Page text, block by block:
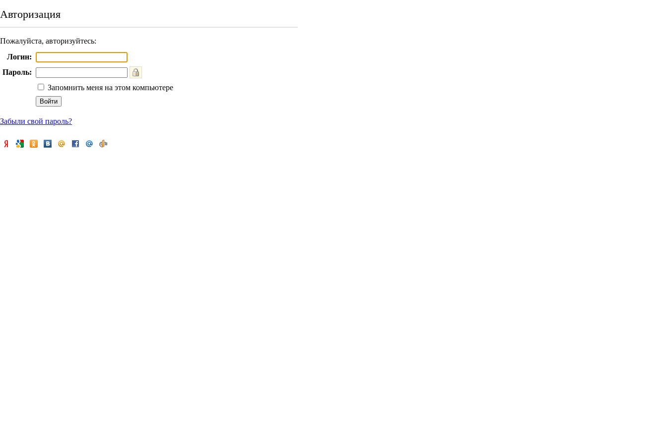
Авторизация
Пожалуйста, авторизуйтесь:
Логин:
Пароль:
Запомнить меня на этом компьютере
Забыли свой пароль?